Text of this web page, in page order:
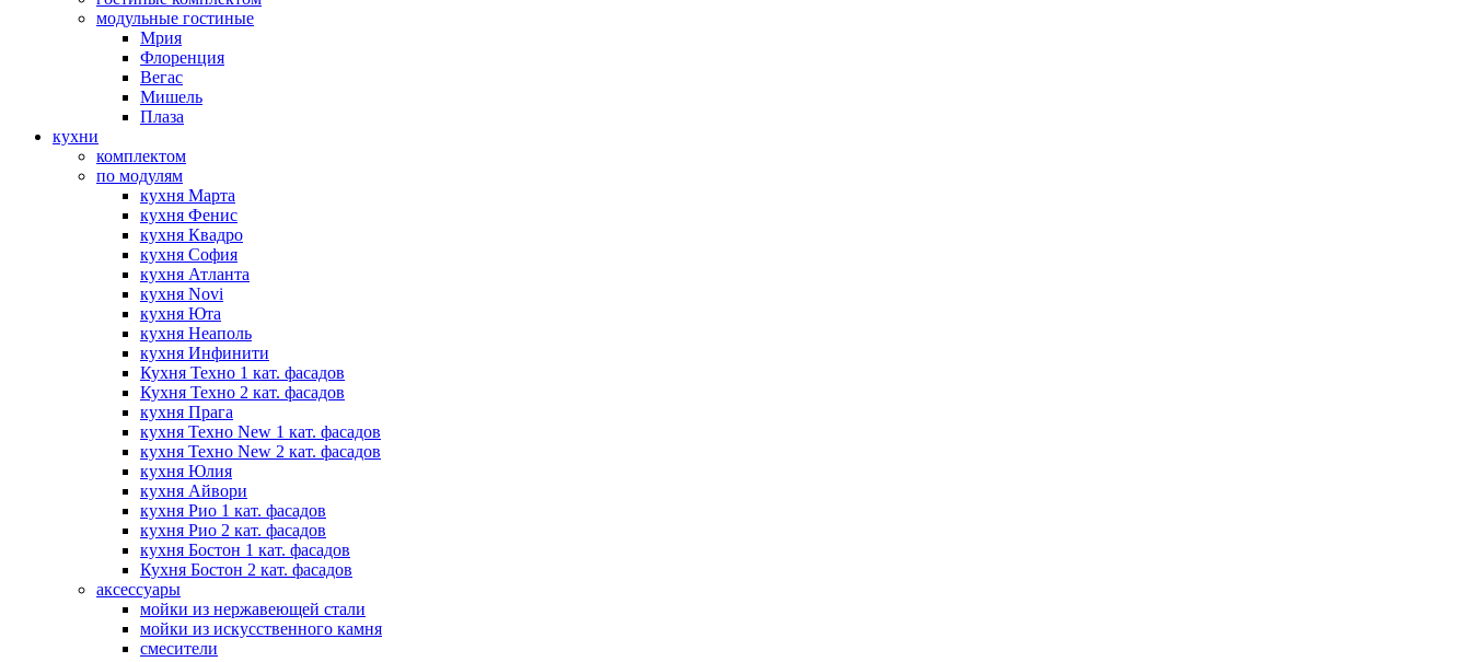
модульные гостиные
Мрия
Флоренция
Вегас
Мишель
Плаза
кухни
комплектом
по модулям
кухня Марта
кухня Фенис
кухня Квадро
кухня София
кухня Атланта
кухня Novi
кухня Юта
кухня Неаполь
кухня Инфинити
Кухня Техно 1 кат. фасадов
Кухня Техно 2 кат. фасадов
кухня Прага
кухня Техно New 1 кат. фасадов
кухня Техно New 2 кат. фасадов
кухня Юлия
кухня Айвори
кухня Рио 1 кат. фасадов
кухня Рио 2 кат. фасадов
кухня Бостон 1 кат. фасадов
Кухня Бостон 2 кат. фасадов
аксессуары
мойки из нержавеющей стали
мойки из искусственного камня
смесители